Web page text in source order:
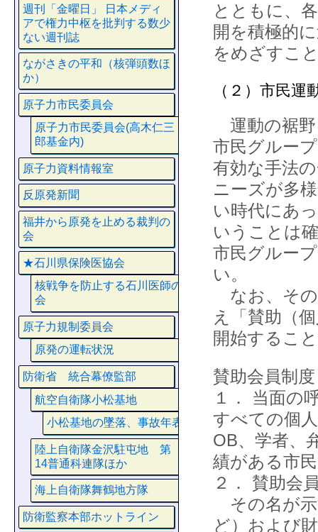
とともに、
開を積極的
をめざすこ
（２）市民
運動の裾野
市民グルー
有効な手法
ニーズが多
い時代にあ
いうことは
市民グルー
い。
なお、その
え「賛助（
開始するこ
賛助会員制
１． 当面の
すべての個
OB、学者、
績がある市
２． 賛助会
その名が示
ど）および
週刊「金曜日」 日本メディ
アで権力中枢を批判する数少
ない週刊誌
ながさきの平和（核弾頭数ほ
か）
原子力市民委員会
原子力市民委員会(高木仁三
郎基金内)
原子力資料情報室
反原発新聞
福井から原発を止める裁判の
会
★石川県保険医協会
核戦争を防止する石川医師の
会
原子力規制委員会
原発の運転状況
防衛省 統合幕僚監部
航空自衛隊小松基地
小松基地の墜落、事故年表
陸上自衛隊金沢駐屯地 第
14普通科連隊ほか
海上自衛隊舞鶴地方隊
防衛監察本部ホットライン